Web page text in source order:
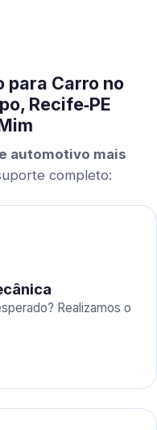
para Carro no
Recife‑PE
automotivo mais
completo:
Realizamos o